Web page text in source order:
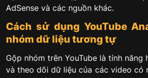
AdSense và các nguồn khác.
Cách sử dụng YouTube
nhóm dữ liệu tương tự
Gộp nhóm trên YouTube là tính
và theo dõi dữ liệu của các video có